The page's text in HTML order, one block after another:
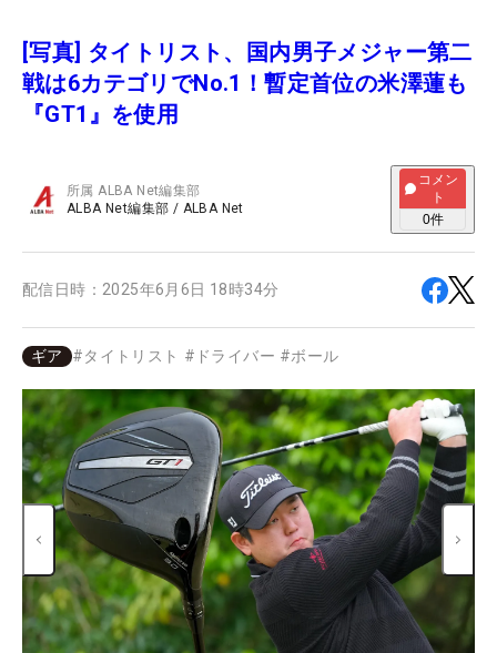
[写真] タイトリスト、国内男子メジャー第二
戦は6カテゴリでNo.1！暫定首位の米澤蓮も
『GT1』を使用
所属ALBA Net編集部
ALBA Net編集部 / ALBA Net
コメン
ト
0件
配信日時： 2025年6月6日 18時34分
ギア #タイトリスト # ドライバー #ボール